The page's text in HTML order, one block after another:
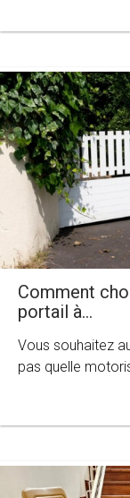
Comment
portail à...
Vous souhaitez
pas quelle